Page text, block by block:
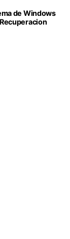
de Windows